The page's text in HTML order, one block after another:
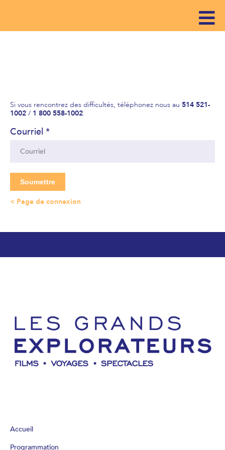
Si vous rencontrez des difficultés, téléphonez nous au 514 521-
1002 / 1 800 558-1002.
Courriel *
Page de connexion
Accueil
Programmation